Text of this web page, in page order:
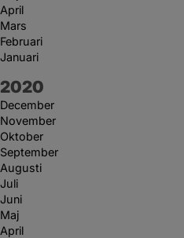
April
Mars
Februari
Januari
År:
2020
December
November
Oktober
September
Augusti
Juli
Juni
Maj
April